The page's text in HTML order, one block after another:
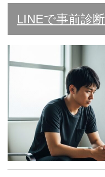
LINEで事前診断